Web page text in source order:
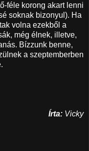
féle korong akart lenni
soknak bizonyul). Ha
volna ezekből a
még élnek, illetve,
Bízzunk benne,
a szeptemberben
Írta: Vicky